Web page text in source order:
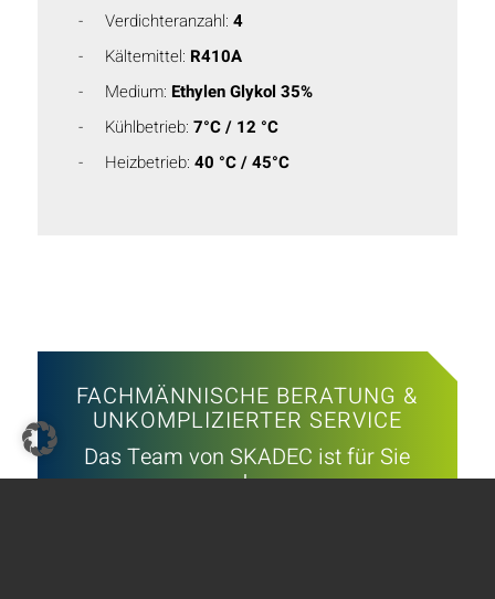
Verdichteranzahl: 4
Kältemittel: R410A
Medium: Ethylen Glykol 35%
Kühlbetrieb: 7°C / 12 °C
Heizbetrieb: 40 °C / 45°C
FACHMÄNNISCHE BERATUNG &
UNKOMPLIZIERTER SERVICE
Das Team von SKADEC ist für Sie
da